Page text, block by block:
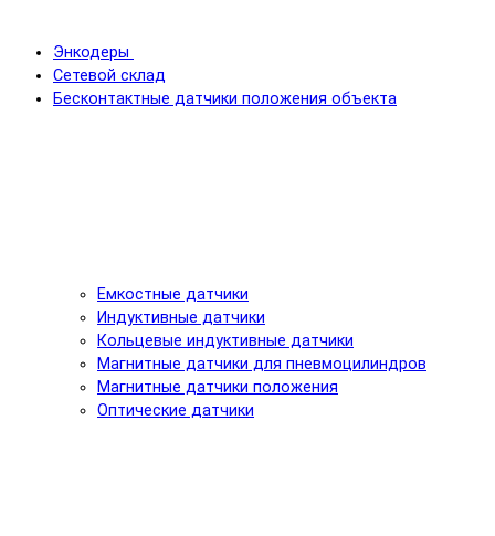
Энкодеры
Сетевой склад
Бесконтактные датчики положения объекта
Емкостные датчики
Индуктивные датчики
Кольцевые индуктивные датчики
Магнитные датчики для пневмоцилиндров
Магнитные датчики положения
Оптические датчики